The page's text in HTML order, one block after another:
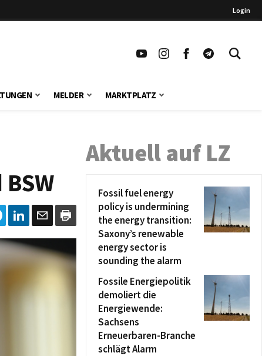
Login
MELDER MARKTPLATZ
Aktuell auf LZ
Fossil fuel energy
policy is undermining
the energy transition:
Saxony’s renewable
energy sector is
sounding the alarm
Fossile Energiepolitik
demoliert die
Energiewende:
Sachsens
Erneuerbaren-Branche
schlägt Alarm